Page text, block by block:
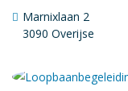
Marnixlaan 2
3090 Overijse